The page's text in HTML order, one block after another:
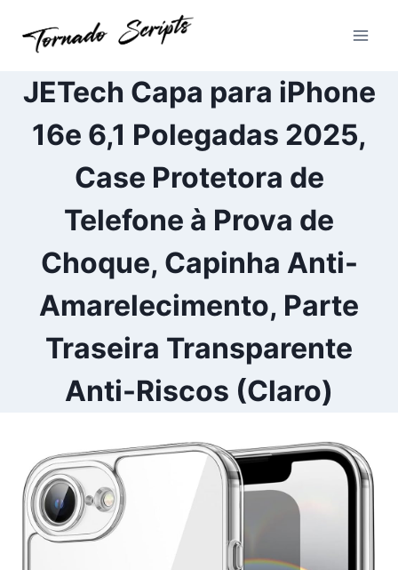
para
Conteúdo
JETech Capa para iPhone
16e 6,1 Polegadas 2025,
Case Protetora de
Telefone à Prova de
Choque, Capinha Anti-
Amarelecimento, Parte
Traseira Transparente
Anti-Riscos (Claro)